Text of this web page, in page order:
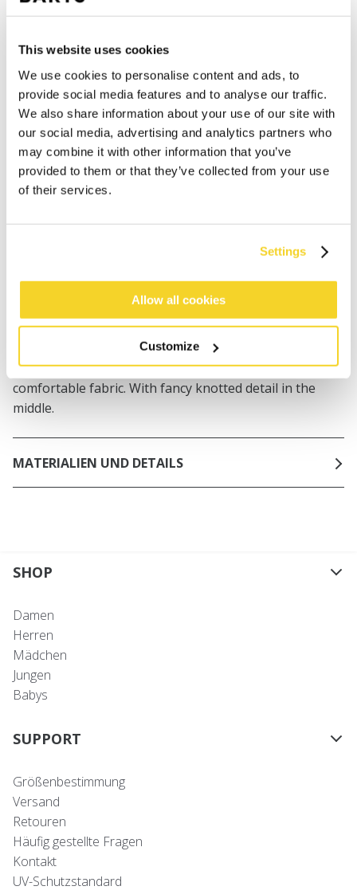
This website uses cookies
We use cookies to personalise content and ads, to
provide social media features and to analyse our traffic.
We also share information about your use of our site with
our social media, advertising and analytics partners who
may combine it with other information that you’ve
provided to them or that they’ve collected from your use
of their services.
Settings
Allow all cookies
Customize
IN DEN WARENKORB
Bestellungen, die vor 12 Uhr MEZ (Montag bis
Freitag) bei uns eingehen, werden noch am selben
Kostenlose Lieferung für Bestellungen über 50€
The Bombok Headband is made of soft and
comfortable fabric. With fancy knotted detail in the
middle.
MATERIALIEN UND DETAILS
SHOP
Damen
Herren
Mädchen
Jungen
Babys
SUPPORT
Größenbestimmung
Versand
Retouren
Häufig gestellte Fragen
Kontakt
UV-Schutzstandard